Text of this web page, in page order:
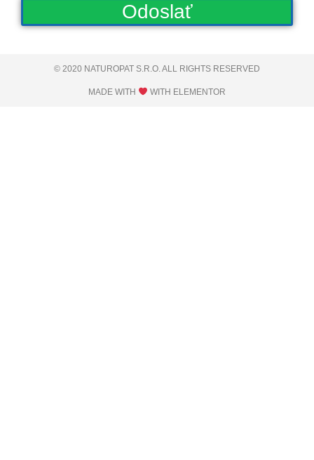
Odoslať
© 2020 NATUROPAT S.R.O. ALL RIGHTS RESERVED​
MADE WITH WITH ELEMENTOR​